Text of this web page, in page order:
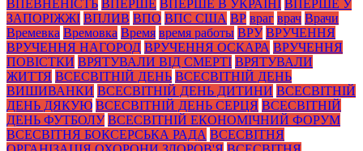
ВПЕВНЕНІСТЬ ВПЕРШЕ ВПЕРШЕ В УКРАЇНІ ВПЕРШЕ У
ЗАПОРІЖЖІ ВПЛИВ ВПО ВПС США ВР враг врач Врачи
Времевка Времовка Время время работы ВРУ ВРУЧЕННЯ
ВРУЧЕННЯ НАГОРОД ВРУЧЕННЯ ОСКАРА ВРУЧЕННЯ
ПОВІСТКИ ВРЯТУВАЛИ ВІД СМЕРТІ ВРЯТУВАЛИ
ЖИТТЯ ВСЕСВІТНІЙ ДЕНЬ ВСЕСВІТНІЙ ДЕНЬ
ВИШИВАНКИ ВСЕСВІТНІЙ ДЕНЬ ДИТИНИ ВСЕСВІТНІЙ
ДЕНЬ ДЯКУЮ ВСЕСВІТНІЙ ДЕНЬ СЕРЦЯ ВСЕСВІТНІЙ
ДЕНЬ ФУТБОЛУ ВСЕСВІТНІЙ ЕКОНОМІЧНИЙ ФОРУМ
ВСЕСВІТНЯ БОКСЕРСЬКА РАДА ВСЕСВІТНЯ